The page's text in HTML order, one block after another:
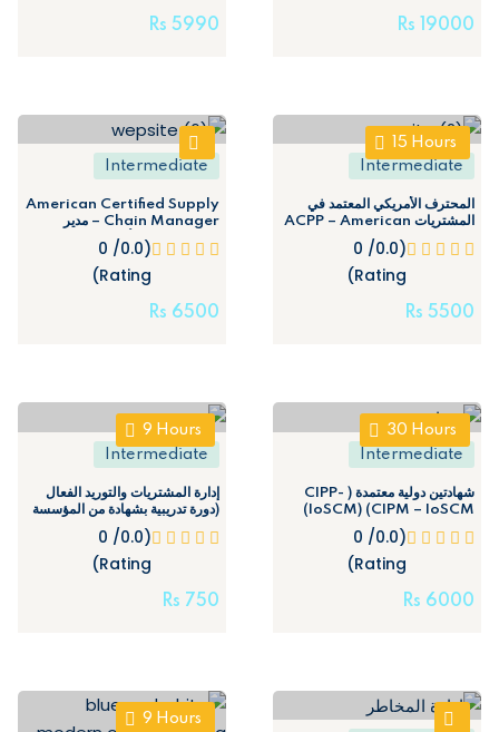
19000
Rs
5990
Rs
15 Hours
Intermediate
المحترف الأمريكي المعتمد في
المشتريات ACPP – American
Certified Procurement
Professional
(0.0/ 0
Rating)
5500
Rs
Intermediate
American Certified Supply
Chain Manager – مدير
سلسلة الإمداد الأمريكي المعتمد
ACSCM
(0.0/ 0
Rating)
6500
Rs
30 Hours
Intermediate
شهادتين دولية معتمدة ( CIPP-
IoSCM) (CIPM – IoSCM)
(0.0/ 0
Rating)
6000
Rs
9 Hours
Intermediate
إدارة المشتريات والتوريد الفعال
(دورة تدريبية بشهادة من المؤسسة
العامة للتدريب التقني والمهني)
(مسجلة)
(0.0/ 0
Rating)
750
Rs
9 Hours